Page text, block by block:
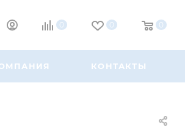
0 0 0
КОНТАКТЫ